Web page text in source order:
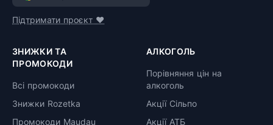
Підтримати проєкт ❤️
ЗНИЖКИ ТА
ПРОМОКОДИ
Всі промокоди
Знижки Rozetka
Промокоди Maudau
АЛКОГОЛЬ
Порівняння цін на
алкоголь
Акції Сільпо
Акції АТБ